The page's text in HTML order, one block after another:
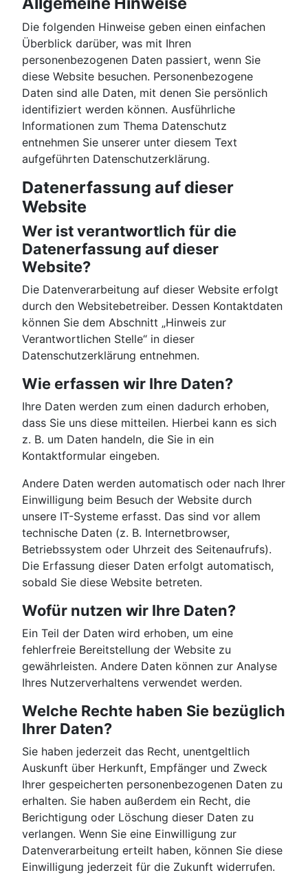
Die folgenden Hinweise geben einen einfachen
Überblick darüber, was mit Ihren
personenbezogenen Daten passiert, wenn Sie
diese Website besuchen. Personenbezogene
Daten sind alle Daten, mit denen Sie persönlich
identifiziert werden können. Ausführliche
Informationen zum Thema Datenschutz
entnehmen Sie unserer unter diesem Text
aufgeführten Datenschutzerklärung.
Datenerfassung auf dieser
Website
Wer ist verantwortlich für die
Datenerfassung auf dieser
Website?
Die Datenverarbeitung auf dieser Website erfolgt
durch den Websitebetreiber. Dessen Kontaktdaten
können Sie dem Abschnitt „Hinweis zur
Verantwortlichen Stelle“ in dieser
Datenschutzerklärung entnehmen.
Wie erfassen wir Ihre Daten?
Ihre Daten werden zum einen dadurch erhoben,
dass Sie uns diese mitteilen. Hierbei kann es sich
z. B. um Daten handeln, die Sie in ein
Kontaktformular eingeben.
Andere Daten werden automatisch oder nach Ihrer
Einwilligung beim Besuch der Website durch
unsere IT-Systeme erfasst. Das sind vor allem
technische Daten (z. B. Internetbrowser,
Betriebssystem oder Uhrzeit des Seitenaufrufs).
Die Erfassung dieser Daten erfolgt automatisch,
sobald Sie diese Website betreten.
Wofür nutzen wir Ihre Daten?
Ein Teil der Daten wird erhoben, um eine
fehlerfreie Bereitstellung der Website zu
gewährleisten. Andere Daten können zur Analyse
Ihres Nutzerverhaltens verwendet werden.
Welche Rechte haben Sie bezüglich
Ihrer Daten?
Sie haben jederzeit das Recht, unentgeltlich
Auskunft über Herkunft, Empfänger und Zweck
Ihrer gespeicherten personenbezogenen Daten zu
erhalten. Sie haben außerdem ein Recht, die
Berichtigung oder Löschung dieser Daten zu
verlangen. Wenn Sie eine Einwilligung zur
Datenverarbeitung erteilt haben, können Sie diese
Einwilligung jederzeit für die Zukunft widerrufen.